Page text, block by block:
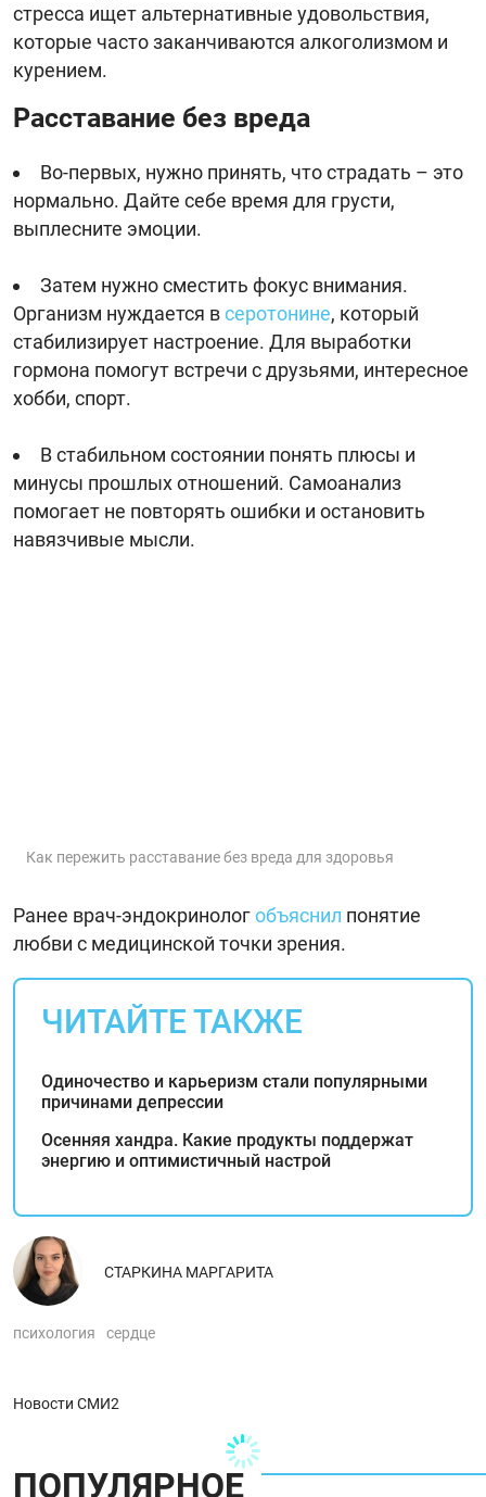
стресса ищет альтернативные удовольствия,
которые часто заканчиваются алкоголизмом и
курением.
Расставание без вреда
Во-первых, нужно принять, что страдать – это
нормально. Дайте себе время для грусти,
выплесните эмоции.
Затем нужно сместить фокус внимания.
Организм нуждается всеротонине, который
стабилизирует настроение. Для выработки
гормона помогут встречи с друзьями, интересное
хобби, спорт.
В стабильном состоянии понять плюсы и
минусы прошлых отношений. Самоанализ
помогает не повторять ошибки и остановить
навязчивые мысли.
Как пережить расставание без вреда для здоровья
Ранее врач-эндокринологобъяснил понятие
любви с медицинской точки зрения.
ЧИТАЙТЕ ТАКЖЕ
Одиночество и карьеризм стали популярными
причинами депрессии
Осенняя хандра. Какие продукты поддержат
энергию и оптимистичный настрой
СТАРКИНА МАРГАРИТА
психология сердце
Новости СМИ2
ПОПУЛЯРНОЕ